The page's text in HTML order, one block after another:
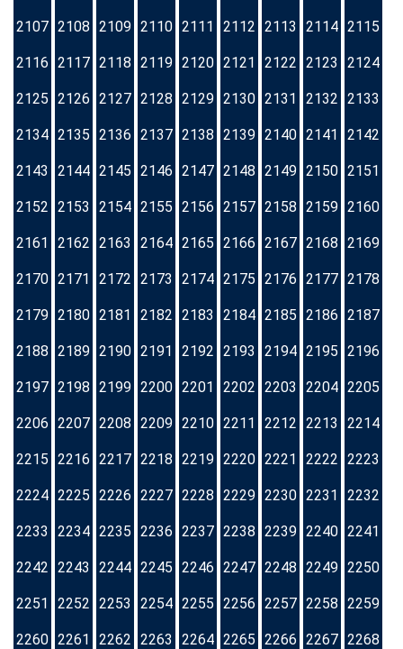
2107 2108 2109 2110 2111 2112 2113 2114 2115
2116 2117 2118 2119 2120 2121 2122 2123 2124
2125 2126 2127 2128 2129 2130 2131 2132 2133
2134 2135 2136 2137 2138 2139 2140 2141 2142
2143 2144 2145 2146 2147 2148 2149 2150 2151
2152 2153 2154 2155 2156 2157 2158 2159 2160
2161 2162 2163 2164 2165 2166 2167 2168 2169
2170 2171 2172 2173 2174 2175 2176 2177 2178
2179 2180 2181 2182 2183 2184 2185 2186 2187
2188 2189 2190 2191 2192 2193 2194 2195 2196
2197 2198 2199 2200 2201 2202 2203 2204 2205
2206 2207 2208 2209 2210 2211 2212 2213 2214
2215 2216 2217 2218 2219 2220 2221 2222 2223
2224 2225 2226 2227 2228 2229 2230 2231 2232
2233 2234 2235 2236 2237 2238 2239 2240 2241
2242 2243 2244 2245 2246 2247 2248 2249 2250
2251 2252 2253 2254 2255 2256 2257 2258 2259
2260 2261 2262 2263 2264 2265 2266 2267 2268